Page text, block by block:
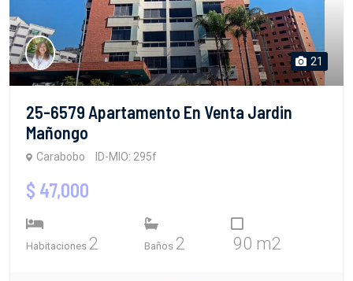
21
25-6579 Apartamento En Venta Jardin
Mañongo
Carabobo ID-MIO: 295f
$ 47,000
Habitaciones 2 Baños 2 90 m2